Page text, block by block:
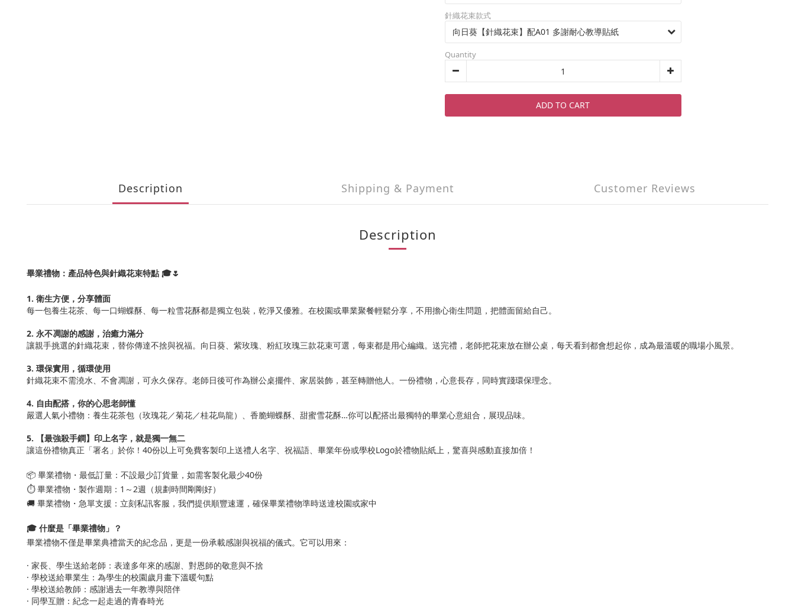
針織花束款式
Quantity
ADD TO CART
Description Shipping & Payment Customer Reviews
Description
畢業禮物：產品特色與針織花束特點 🎓🌷
1. 衛生方便，分享體面
每一包養生花茶、每一口蝴蝶酥、每一粒雪花酥都是獨立包裝，乾淨又優雅。在校園或畢業聚餐輕鬆分享，不用擔心衛生問題，把體面留給自己。
2. 永不凋謝的感謝，治癒力滿分
讓親手挑選的針織花束，替你傳達不捨與祝福。向日葵、紫玫瑰、粉紅玫瑰三款花束可選，每束都是用心編織。送完禮，老師把花束放在辦公桌，每天看到都會想起你，成為最溫暖的職場小風景。
3. 環保實用，循環使用
針織花束不需澆水、不會凋謝，可永久保存。老師日後可作為辦公桌擺件、家居裝飾，甚至轉贈他人。一份禮物，心意長存，同時實踐環保理念。
4. 自由配搭，你的心思老師懂
嚴選人氣小禮物：養生花茶包（玫瑰花／菊花／桂花烏龍）、香脆蝴蝶酥、甜蜜雪花酥…你可以配搭出最獨特的畢業心意組合，展現品味。
5. 【最強殺手鐧】印上名字，就是獨一無二
讓這份禮物真正「署名」於你！40份以上可免費客製印上送禮人名字、祝福語、畢業年份或學校Logo於禮物貼紙上，驚喜與感動直接加倍！
📦 畢業禮物・最低訂量：不設最少訂貨量，如需客製化最少40份
⏱️ 畢業禮物・製作週期：1～2週（規劃時間剛剛好）
🚚 畢業禮物・急單支援：立刻私訊客服，我們提供順豐速運，確保畢業禮物準時送達校園或家中
🎓 什麼是「畢業禮物」？
畢業禮物不僅是畢業典禮當天的紀念品，更是一份承載感謝與祝福的儀式。它可以用來：
· 家長、學生送給老師：表達多年來的感謝、對恩師的敬意與不捨
· 學校送給畢業生：為學生的校園歲月畫下溫暖句點
· 學校送給教師：感謝過去一年教導與陪伴
· 同學互贈：紀念一起走過的青春時光